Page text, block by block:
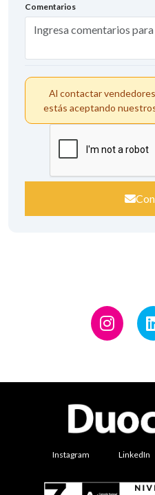
Comentarios
Al contactar
estás aceptando
Instagram LinkedIn